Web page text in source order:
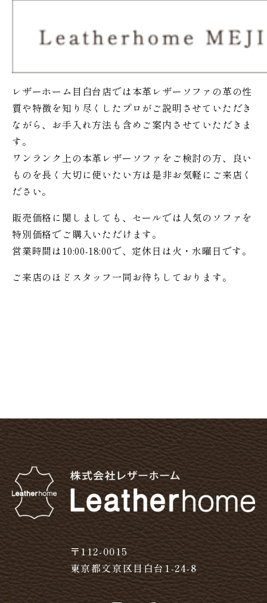
レザーホーム目白台店では本革レザーソファの革の性
質や特徴を知り尽くしたプロがご説明させていただき
ながら、お手入れ方法も含めご案内させていただきま
す。
ワンランク上の本革レザーソファをご検討の方、良い
ものを長く大切に使いたい方は是非お気軽にご来店く
ださい。
販売価格に関しましても、セールでは人気のソファを
特別価格でご購入いただけます。
営業時間は10:00-18:00で、定休日は火・水曜日です。
ご来店のほどスタッフ一同お待ちしております。
〒112-0015
東京都文京区目白台1-24-8